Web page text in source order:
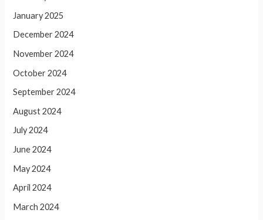
January 2025
December 2024
November 2024
October 2024
September 2024
August 2024
July 2024
June 2024
May 2024
April 2024
March 2024